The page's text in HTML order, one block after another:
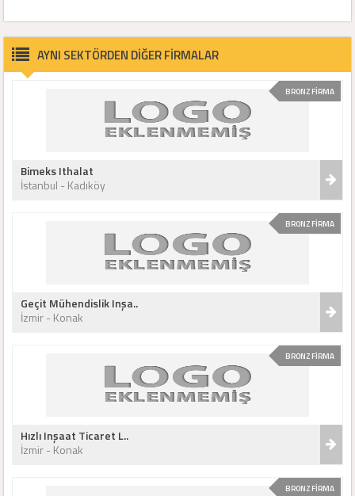
AYNI SEKTÖRDEN DİĞER FİRMALAR
BRONZ FİRMA
Bimeks Ithalat
İstanbul - Kadıköy
BRONZ FİRMA
Geçit Mühendislik Inşa..
İzmir - Konak
BRONZ FİRMA
Hızlı Inşaat Ticaret L..
İzmir - Konak
BRONZ FİRMA